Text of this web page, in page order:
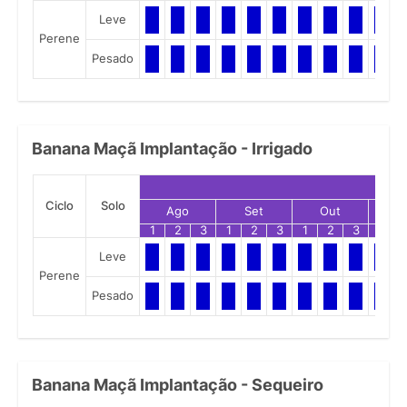
Perene
Leve
Pesado
Banana Maçã Implantação - Irrigado
Ciclo Solo Ago Set Out
1
2 3 1 2 3 1 2 3
Perene
Leve
Pesado
Banana Maçã Implantação - Sequeiro